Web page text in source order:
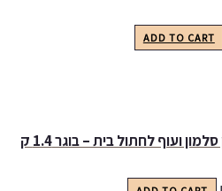
ADD TO
ועוף לחתול בית – בוגר 1.4 ק